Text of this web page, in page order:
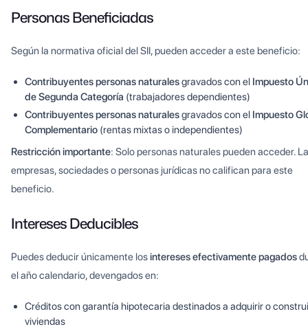
Personas Beneficiadas
Según la normativa oficial del SII, pueden acceder a este beneficio:
Contribuyentes personas naturalesgravados con el Impuesto
de Segunda Categoría (trabajadores dependientes)
Contribuyentes personas naturalesgravados con el Impuesto
Complementario (rentas mixtas o independientes)
Restricción importante: Solo personas naturales pueden acceder.
empresas, sociedades o personas jurídicas no califican para este
beneficio.
Intereses Deducibles
Puedes deducir únicamente losintereses efectivamente pagados
el año calendario, devengados en:
Créditos con garantía hipotecaria destinados a adquirir o
viviendas